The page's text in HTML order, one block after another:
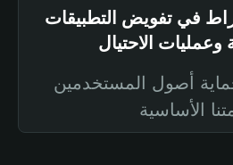
في تفويض التطبيقات
وعمليات الاحتيال
أصول المستخدمين